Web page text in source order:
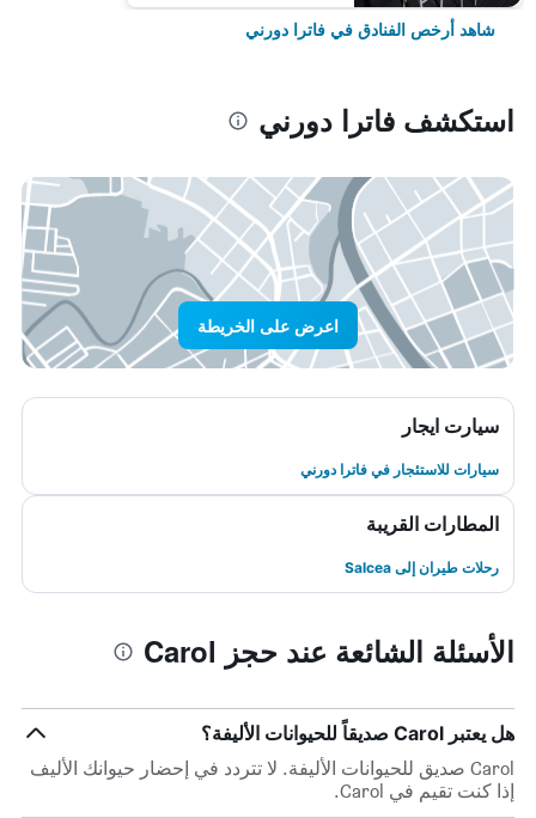
شاهد أرخص الفنادق في فاترا دورني
استكشف فاترا دورني
اعرض على الخريطة
سيارت ايجار
سيارات للاستئجار في فاترا دورني
المطارات القريبة
رحلات طيران إلى Salcea
الأسئلة الشائعة عند حجز Carol
هل يعتبر Carol صديقاً للحيوانات الأليفة؟
Carol صديق للحيوانات الأليفة. لا تتردد في إحضار حيوانك الأليف
إذا كنت تقيم في Carol.